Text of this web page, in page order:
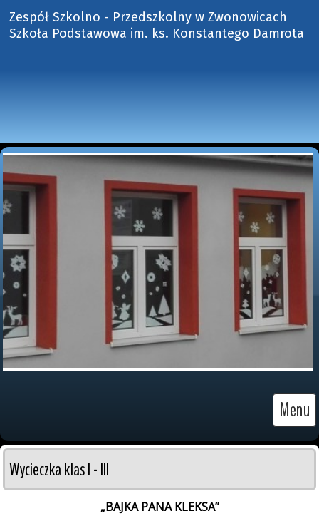
Zespół Szkolno - Przedszkolny w Zwonowicach
Szkoła Podstawowa im. ks. Konstantego Damrota
Menu
Wycieczka klas I - III
„BAJKA PANA KLEKSA”